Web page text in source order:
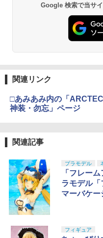
Google 検索で当サ
関連リンク
□あみあみ内の「
神装・勿忘」ページ
関連記事
プラモデル
「フレー
ラモデル「
マーバケー
ド
フィギュア